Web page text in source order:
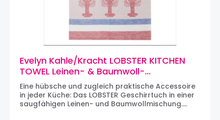
Evelyn Kahle/Kracht LOBSTER KITCHEN
TOWEL Leinen- & Baumwoll-
Geschirrtuch (rot)
Eine hübsche und zugleich praktische Accessoire
in jeder Küche: Das LOBSTER Geschirrtuch in einer
saugfähigen Leinen- und Baumwollmischung.